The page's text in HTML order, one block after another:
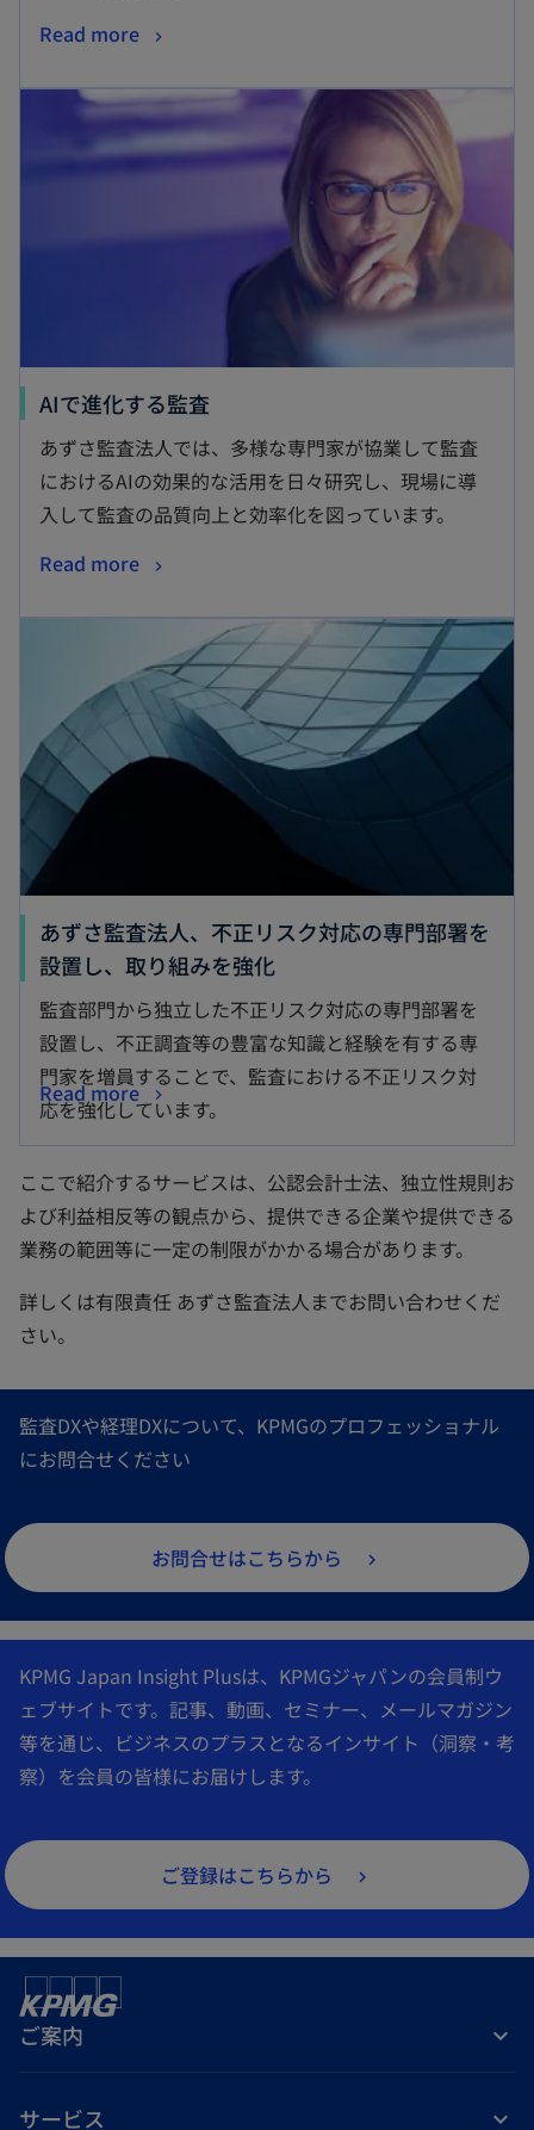
Read more
AIで進化する監査
あずさ監査法人では、多様な専門家が協業して監査
におけるAIの効果的な活用を日々研究し、現場に導
入して監査の品質向上と効率化を図っています。
Read more
あずさ監査法人、不正リスク対応の専門部署を
設置し、取り組みを強化
監査部門から独立した不正リスク対応の専門部署を
設置し、不正調査等の豊富な知識と経験を有する専
門家を増員することで、監査における不正リスク対
応を強化しています。
Read more
ここで紹介するサービスは、公認会計士法、独立性規則お
よび利益相反等の観点から、提供できる企業や提供できる
業務の範囲等に一定の制限がかかる場合があります。
詳しくは有限責任 あずさ監査法人までお問い合わせくだ
さい。
監査DXや経理DXについて、KPMGのプロフェッショナル
にお問合せください
お問合せはこちらから
KPMG Japan Insight Plusは、KPMGジャパンの会員制ウ
ェブサイトです。記事、動画、セミナー、メールマガジン
等を通じ、ビジネスのプラスとなるインサイト（洞察・考
察）を会員の皆様にお届けします。
ご登録はこちらから
ご案内
サービス